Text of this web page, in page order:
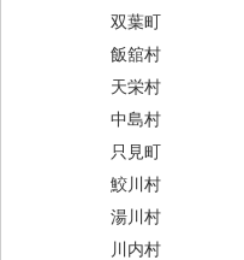
双葉町
飯舘村
天栄村
中島村
只見町
鮫川村
湯川村
川内村